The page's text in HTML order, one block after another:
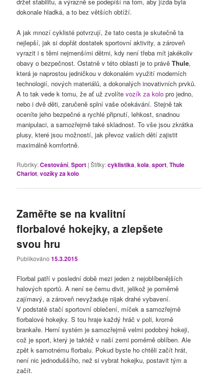
dokonale hladká, a to bez větších obtíží.
A jak mnozí cyklisté potvrzují, že tato cesta je skutečně ta
nejlepší, jak si dopřát dostatek sportovní aktivity, a zároveň
vyrazit i s těmi nejmenšími dětmi, kdy není třeba mít jakékoliv
obavy o bezpečnost. Ostatně v této oblasti je to právěThule,
která je naprostou jedničkou v dokonalém využití moderních
technologií, nových materiálů, a dokonalých inovativních prvků.
A to tak vede k tomu, že ať už zvolítevozík za kolo pro jedno,
nebo i dvě děti, zaručeně splní vaše očekávání. Stejně tak
oceníte jeho bezpečné a rychlé připnutí, lehkost, snadnou
manipulaci, a samozřejmě také skladnost. To vše jsou zkrátka
plusy, které jsou možností, jak převoz vašich dětí zajistit
maximálně komfortně.
Rubriky:Cestování,Sport |Štítky:cyklistika,kola,sport,Thule
Chariot,vozíky za kolo
Zaměřte se na kvalitní
florbalové hokejky, a zlepšete
svou hru
Publikováno15.3.2015
Florbal patří v poslední době mezi jeden z nejoblíbenějších
halových sportů. A není se čemu divit, jelikož je poměrně
zajímavý, a zároveň nevyžaduje nijak drahé vybavení.
V podstatě stačí sportovní oblečení, míček a samozřejmě
florbalové hokejky. S tou hraje každý hráč v poli, kromě
brankaře. Herní systém je samozřejmě velmi podobný hokeji,
což je sport, který je taktéž v naší zemi poměrně oblíben. Ale
zpět k samotnému florbalu. Pokud byste ho chtěli začít hrát,
není nic jednoduššího, než si vybrat hokejku, postavit tým a
začít.